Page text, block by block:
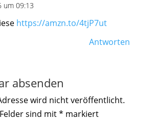
um 09:13
https://amzn.to/4tjP7ut
Antworten
absenden
wird nicht veröffentlicht.
sind mit* markiert